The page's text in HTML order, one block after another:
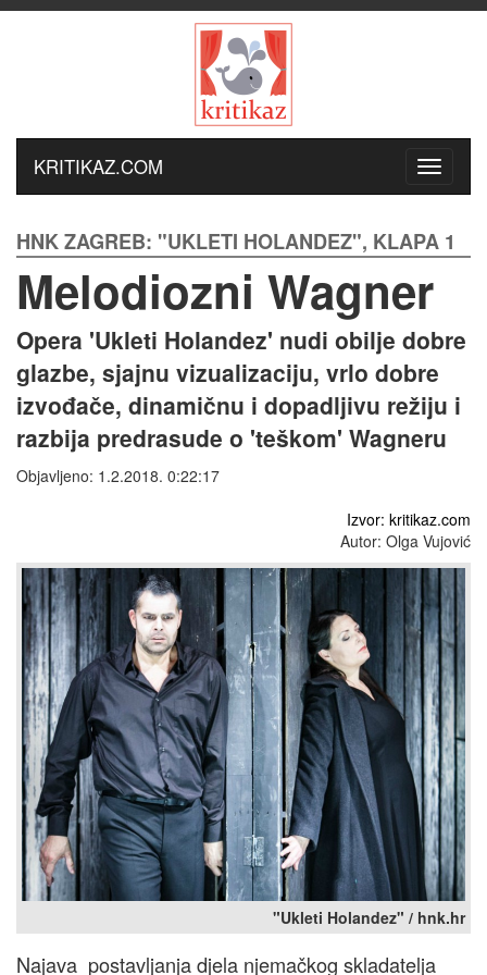
KRITIKAZ.COM
HNK ZAGREB: "UKLETI HOLANDEZ", KLAPA 1
Melodiozni Wagner
Opera 'Ukleti Holandez' nudi obilje dobre
glazbe, sjajnu vizualizaciju, vrlo dobre
izvođače, dinamičnu i dopadljivu režiju i
razbija predrasude o 'teškom' Wagneru
Objavljeno: 1.2.2018. 0:22:17
Izvor: kritikaz.com
Autor: Olga Vujović
"Ukleti Holandez" / hnk.hr
Najava postavljanja djela njemačkog skladatelja